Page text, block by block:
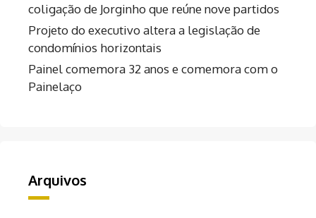
coligação de Jorginho que reúne nove partidos
Projeto do executivo altera a legislação de
condomínios horizontais
Painel comemora 32 anos e comemora com o
Painelaço
Arquivos